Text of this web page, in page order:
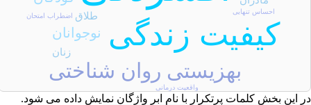
کیفیت زندگی
بهزیستی روان شناختی
نوجوانان
طلاق
زنان
اضطراب امتحان
واقعیت درمانی
احساس تنهایی
این بخش کلمات پرتکرار با نام ابر واژگان نمایش داده می شود.